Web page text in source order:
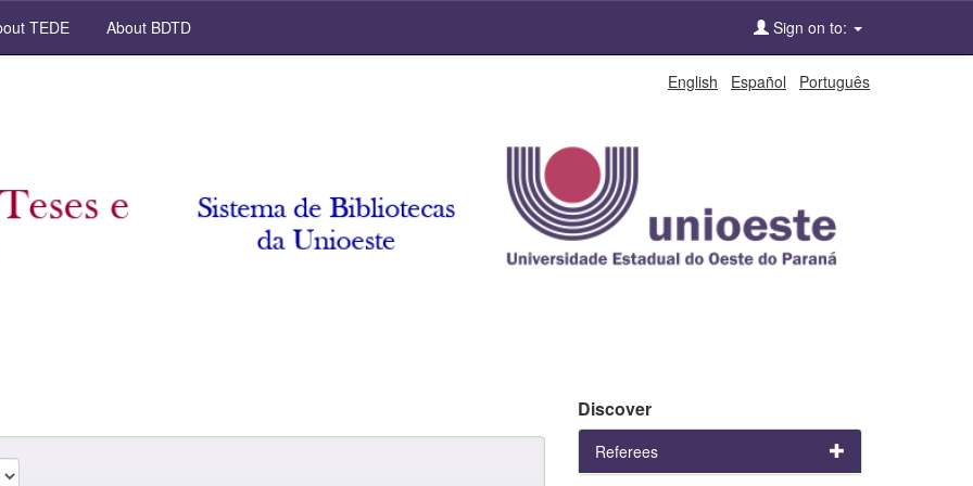
TEDE About BDTD Sign on to:
English Español Português
Discover
Referees